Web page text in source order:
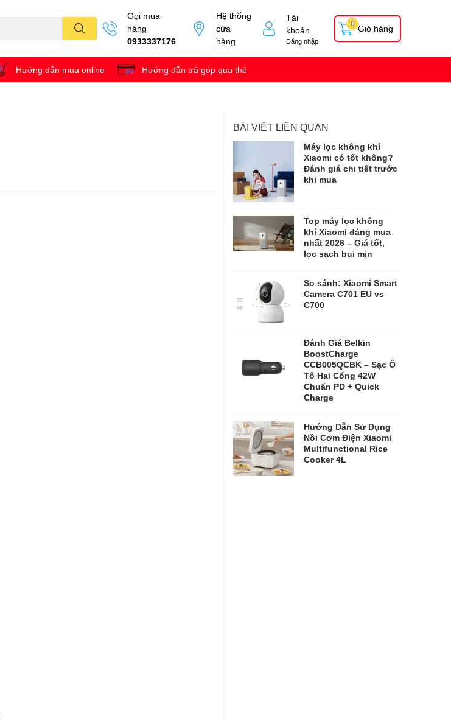
Gọi mua
hàng
0933337176
Hệ thống
cửa
hàng
Tài
khoản
Đăng nhập
Giỏ hàng
0
Hướng dẫn mua online Hướng dẫn trả góp qua thẻ
BÀI VIẾT LIÊN QUAN
Máy lọc không khí
Xiaomi có tốt không?
Đánh giá chi tiết trước
khi mua
Top máy lọc không
khí Xiaomi đáng mua
nhất 2026 – Giá tốt,
lọc sạch bụi mịn
So sánh: Xiaomi Smart
Camera C701 EU vs
C700
Đánh Giá Belkin
BoostCharge
CCB005QCBK – Sạc Ô
Tô Hai Cổng 42W
Chuẩn PD + Quick
Charge
Hướng Dẫn Sử Dụng
Nồi Cơm Điện Xiaomi
Multifunctional Rice
Cooker 4L